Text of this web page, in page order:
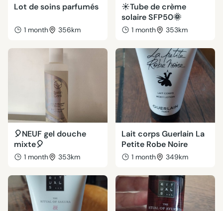
Lot de soins parfumés
1 month 356km
☀️Tube de crème
solaire SFP50🌞
1 month 353km
🎈NEUF gel douche
mixte🎈
1 month 353km
Lait corps Guerlain La
Petite Robe Noire
1 month 349km